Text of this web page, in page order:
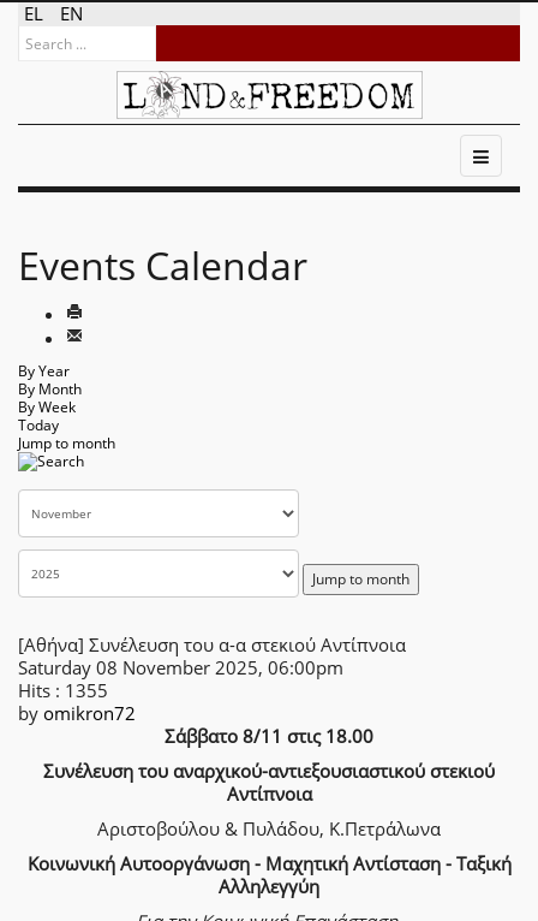
EL EN
Events Calendar
By Year
By Month
By Week
Today
Jump to month
Jump to month
[Αθήνα] Συνέλευση του α-α στεκιού Αντίπνοια
Saturday 08 November 2025, 06:00pm
Hits : 1355
by omikron72
Σάββατο 8/11 στις 18.00
Συνέλευση του αναρχικού-αντιεξουσιαστικού στεκιού
Αντίπνοια
Αριστοβούλου & Πυλάδου, Κ.Πετράλωνα
Κοινωνική Αυτοοργάνωση - Μαχητική Αντίσταση - Ταξική
Αλληλεγγύη